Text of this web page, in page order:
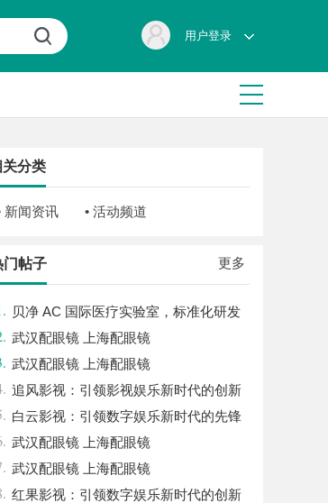
用户登录
关分类
新闻资讯 • 活动频道
更多
门帖子
贝净 AC 国际医疗实验室，标准化研发
系全解析
武汉配眼镜 上海配眼镜
武汉配眼镜 上海配眼镜
追风影视：引领影视娱乐新时代的创新
台白云影视：引领数字娱乐新时代的先锋
量武汉配眼镜 上海配眼镜
武汉配眼镜 上海配眼镜
红果影视：引领数字娱乐新时代的创新